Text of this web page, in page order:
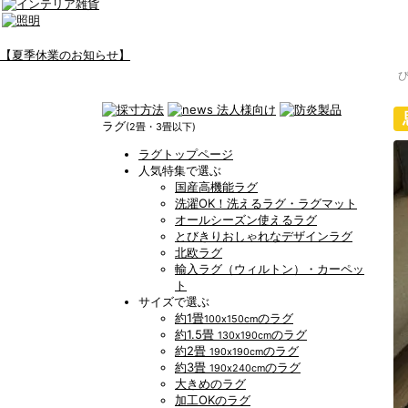
【夏季休業のお知らせ】
ラグ(2畳・3畳以下)
ラグトップページ
人気特集で選ぶ
国産高機能ラグ
洗濯OK！洗えるラグ・ラグマット
オールシーズン使えるラグ
とびきりおしゃれなデザインラグ
北欧ラグ
輸入ラグ（ウィルトン）・カーペッ
ト
サイズで選ぶ
約1畳100x150cmのラグ
約1.5畳 130x190cmのラグ
約2畳 190x190cmのラグ
約3畳 190x240cmのラグ
大きめのラグ
加工OKのラグ